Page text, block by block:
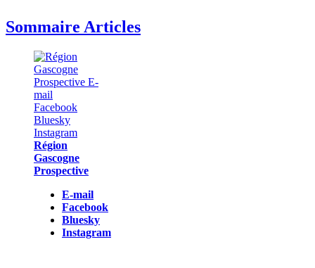
Sommaire Articles
Région
Gascogne
Prospective
E-mail
Facebook
Bluesky
Instagram